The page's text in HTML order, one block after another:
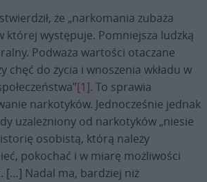
że „narkomania zubaża
której występuje. Pomniejsza ludzką
Podważa wartości otaczane
chęć do życia i wnoszenia wkładu w
[1]. To sprawia
narkotyków. Jednocześnie jednak
uzależniony od narkotyków „niesie
osobistą, którą należy
pokochać i w miarę możliwości
[…] Nadal ma, bardziej niż